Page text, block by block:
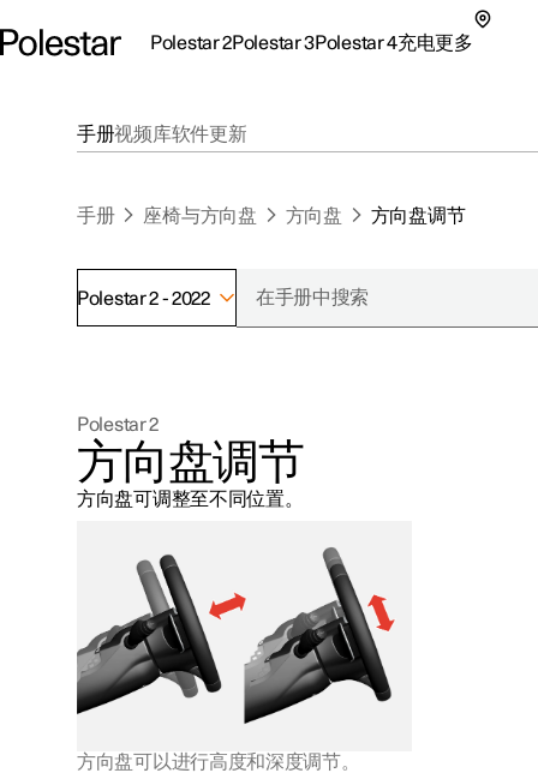
Polestar 2Polestar 3Polestar 4充电更多
联系我们
极星官方二手车
探索Polestar 3
联系我们
公共充电
家庭充电
车主服务
手册视频库软件更新
手册 座椅与方向盘 方向盘 方向盘调节
Polestar 2 - 2022
Polestar 2
方向盘调节
方向盘可调整至不同位置。
方向盘可以进行高度和深度调节。